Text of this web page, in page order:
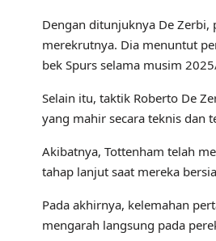
Dengan ditunjuknya De
merekrutnya. Dia menuntut
bek Spurs selama musim
Selain itu, taktik Roberto De
yang mahir secara teknis dan
Akibatnya, Tottenham telah
tahap lanjut saat mereka
Pada akhirnya, kelemahan
mengarah langsung pada